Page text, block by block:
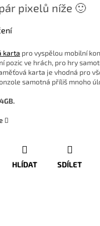
pixelů níže 🙂
karta pro vyspělou mobilní
pozic ve hrách, pro hry
karta je vhodná pro
samotná příliš mnoho
HLÍDAT SDÍLET